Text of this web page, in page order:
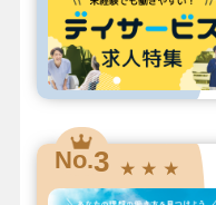
No.3 ★ ★ ★